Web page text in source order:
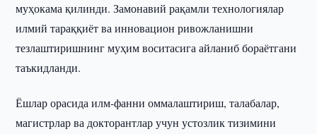
муҳокама қилинди. Замонавий рақамли технологиялар
илмий тараққиёт ва инновацион ривожланишни
тезлаштиришнинг муҳим воситасига айланиб бораётгани
таъкидланди.
Ёшлар орасида илм-фанни оммалаштириш, талабалар,
магистрлар ва докторантлар учун устозлик тизимини